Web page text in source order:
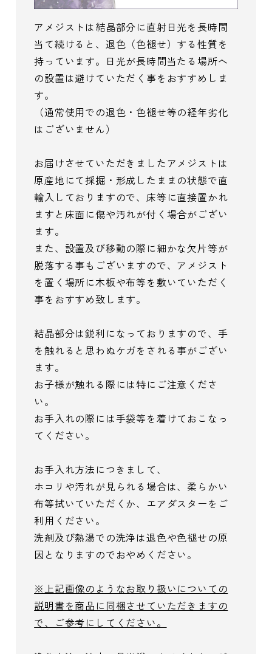
アメジストは結晶部分に直射日光を長時間
当て続けると、退色（色褪せ）する性質を
持っています。日光が長時間当たる場所へ
の設置は避けていただく事をおすすめしま
す。
（通常使用での退色・色褪せ等の経年劣化
はございません）
お届けさせていただきましたアメジストは
原産地にて採掘・形成したままの状態で直
輸入しておりますので、床等に直接置かれ
ますと床面に傷や汚れが付く場合がござい
ます。
また、設置及び移動の際に細かな欠片等が
脱落する事もございますので、アメジスト
を置く場所に木板や布等を敷いていただく
事をおすすめ致します。
結晶部分は鋭利になっておりますので、手
を触れると思わぬケガをされる事がござい
ます。
お子様が触れる際には特にご注意くださ
い。
お手入れの際には手袋等を着けておこなっ
てください。
お手入れ方法につきまして、
ホコリや汚れが見られる場合は、柔らかい
布等拭いていただくか、エアダスターをご
利用ください。
洗剤及び熱湯での洗浄は退色や色褪せの原
因となりますのでおやめください。
※上記画像のようなお取り扱いについての
説明書を商品に同梱させていただきますの
で、ご参考にしてください。